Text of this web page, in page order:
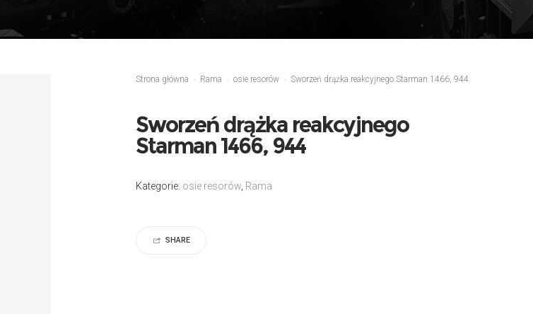
Strona główna Rama osie resorów Sworzeń drążka reakcyjnego Starman 1466, 944
Sworzeń drążka reakcyjnego
Starman 1466, 944
Kategorie: osie resorów, Rama
SHARE